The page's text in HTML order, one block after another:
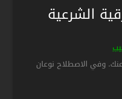
الشرعية
وفي الاصطلاح نوعان